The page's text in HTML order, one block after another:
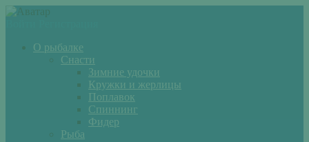
О рыбалке
Снасти
Зимние удочки
Кружки и жерлицы
Поплавок
Спиннинг
Фидер
Рыба